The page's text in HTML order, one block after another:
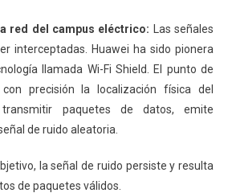
red del campus eléctrico: Las señales
interceptadas. Huawei ha sido pionera
llamada Wi-Fi Shield. El punto de
precisión la localización física del
paquetes de datos, emite
de ruido aleatoria.
la señal de ruido persiste y resulta
de paquetes válidos.